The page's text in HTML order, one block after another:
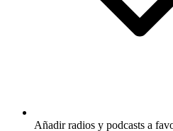
Añadir radios y podcasts a